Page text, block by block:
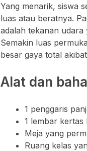
Yang menarik, siswa
luas atau beratnya.
adalah tekanan
Semakin luas
besar gaya total
Alat dan
1 penggaris
1 lembar
Meja yang
Ruang kelas